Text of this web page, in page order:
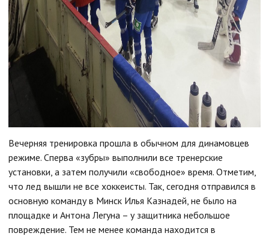
Вечерняя тренировка прошла в обычном для динамовцев
режиме. Сперва «зубры» выполнили все тренерские
установки, а затем получили «свободное» время. Отметим,
что лед вышли не все хоккеисты. Так, сегодня отправился в
основную команду в Минск Илья Казнадей, не было на
площадке и Антона Легуна – у защитника небольшое
повреждение. Тем не менее команда находится в